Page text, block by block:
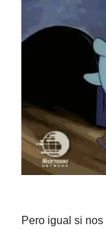
Pero igual si